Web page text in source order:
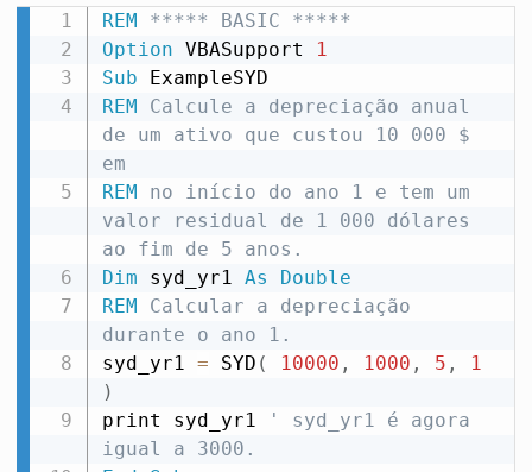
REM ***** BASIC *****
Option VBASupport
1
Sub
REM Calcule a depreciação anual
de um ativo que custou 10 000 $
em
REM no início do ano 1 e tem um
valor residual de 1 000 dólares
ao fim de 5 anos.
Dim syd_yr1 As
Double
REM Calcular a depreciação
durante o ano 1.
syd_yr1 = SYD ( 10000 , 1000 , 5 ,
1
)
print syd_yr1
' syd_yr1 é agora
igual a 3000.